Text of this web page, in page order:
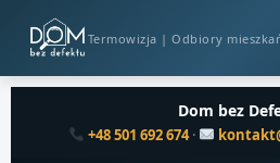
Termowizja | Odbiory
Dom bez
+48 501 692 674·